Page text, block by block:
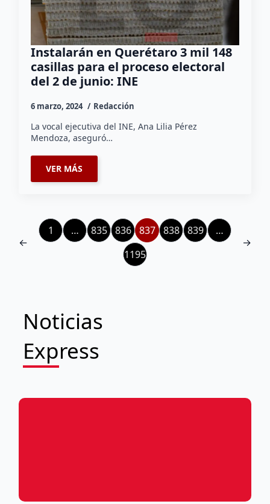
Instalarán en Querétaro 3 mil 148
casillas para el proceso electoral
del 2 de junio: INE
6 marzo, 2024 Redacción
La vocal ejecutiva del INE, Ana Lilia Pérez
Mendoza, aseguró…
VER MÁS
←
1 … 835 836 837 838 839
…
1195
→
Noticias
Express